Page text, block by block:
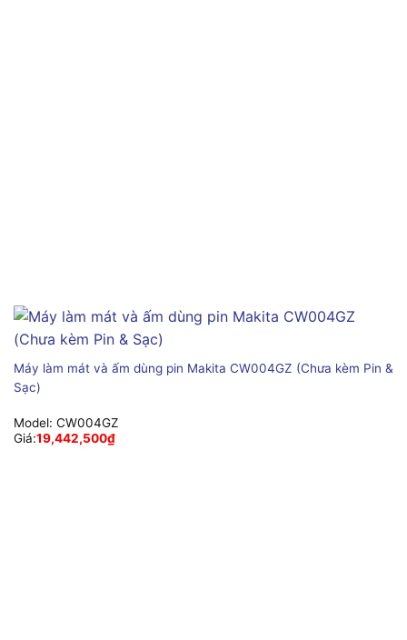
Máy làm mát và ấm dùng pin Makita CW004GZ (Chưa kèm Pin &
Sạc)
Model: CW004GZ
Giá:19,442,500₫